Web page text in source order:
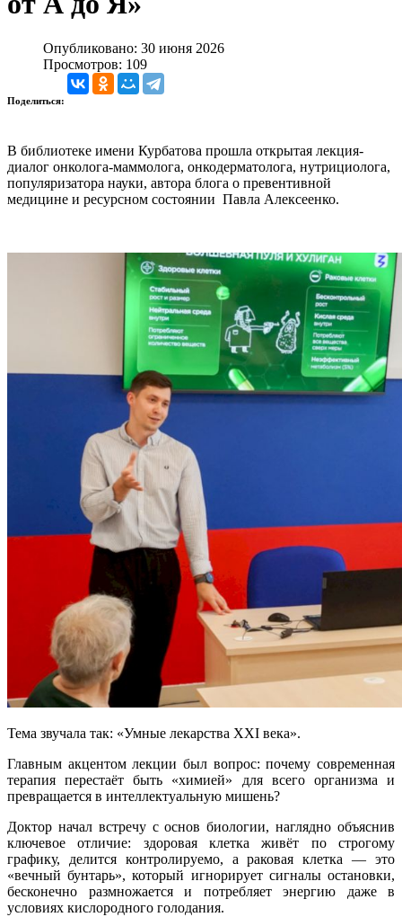
Опубликовано: 30 июня 2026
Просмотров: 109
Поделиться:
В библиотеке имени Курбатова прошла открытая лекция-
диалог онколога-маммолога, онкодерматолога, нутрициолога,
популяризатора науки, автора блога о превентивной
медицине и ресурсном состоянии Павла Алексеенко.
Тема звучала так: «Умные лекарства XXI века».
Главным акцентом лекции был вопрос: почему современная
терапия перестаёт быть «химией» для всего организма и
превращается в интеллектуальную мишень?
Доктор начал встречу с основ биологии, наглядно объяснив
ключевое отличие: здоровая клетка живёт по строгому
графику, делится контролируемо, а раковая клетка — это
«вечный бунтарь», который игнорирует сигналы остановки,
бесконечно размножается и потребляет энергию даже в
условиях кислородного голодания.